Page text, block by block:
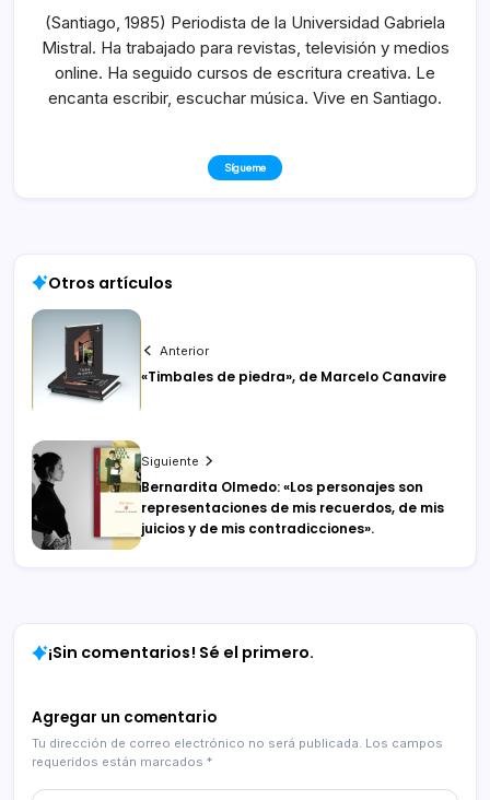
(Santiago, 1985) Periodista de la Universidad Gabriela
Mistral. Ha trabajado para revistas, televisión y medios
online. Ha seguido cursos de escritura creativa. Le
encanta escribir, escuchar música. Vive en Santiago.
Sígueme
Otros artículos
Anterior
«Timbales de piedra», de Marcelo Canavire
Siguiente
Bernardita Olmedo: «Los personajes son
representaciones de mis recuerdos, de mis
juicios y de mis contradicciones».
¡Sin comentarios! Sé el primero.
Agregar un comentario
Tu dirección de correo electrónico no será publicada. Los campos
requeridos están marcados *